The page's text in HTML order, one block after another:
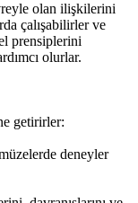
olan ilişkilerini
çalışabilirler ve
prensiplerini
olurlar.
getirirler:
deneyler